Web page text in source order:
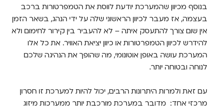
בנוסף מכיוון שהמערכת יודעת לווסת את הטמפרטורות ברכב
בעצמה, אז מעבר לכיוון הראשוני שלה על ידי הנהג, בשאר הזמן
אין שום צורך להתעסק איתה – לא להעביר בין קירור לחימום ולא
להידרש לכיוון הטמפרטורות או כיוון יציאת האוויר. את כל אלו
המערכת עושה באופן אוטונומי, מה שהופך את הנהיגה שלכם
לנוחה ובטוחה יותר.
עם זאת ולמרות היתרונות הרבים, יכול להיות למערכת זו חסרון
מרכזי אחד: מדובר במערכת מורכבת יותר ממערכות מיזוג